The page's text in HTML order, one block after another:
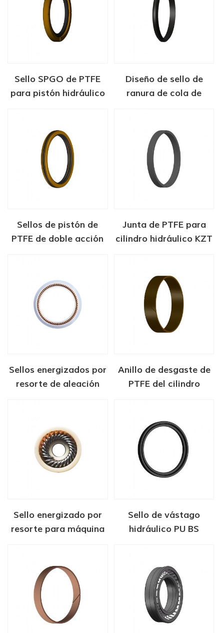
Sello SPGO de PTFE
para pistón hidráulico
Diseño de sello de
ranura de cola de
cabeza de pozo
Sellos de pistón de
PTFE de doble acción
Junta de PTFE para
cilindro hidráulico KZT
Sellos energizados por
resorte de aleación
Anillo de desgaste de
PTFE del cilindro
Sello energizado por
resorte para máquina
Sello de vástago
hidráulico PU BS